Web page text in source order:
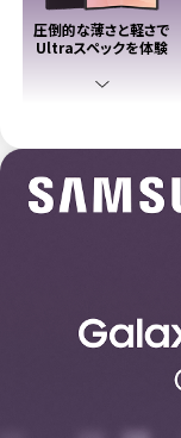
圧倒的な薄さと軽さで
Ultraスペックを体験